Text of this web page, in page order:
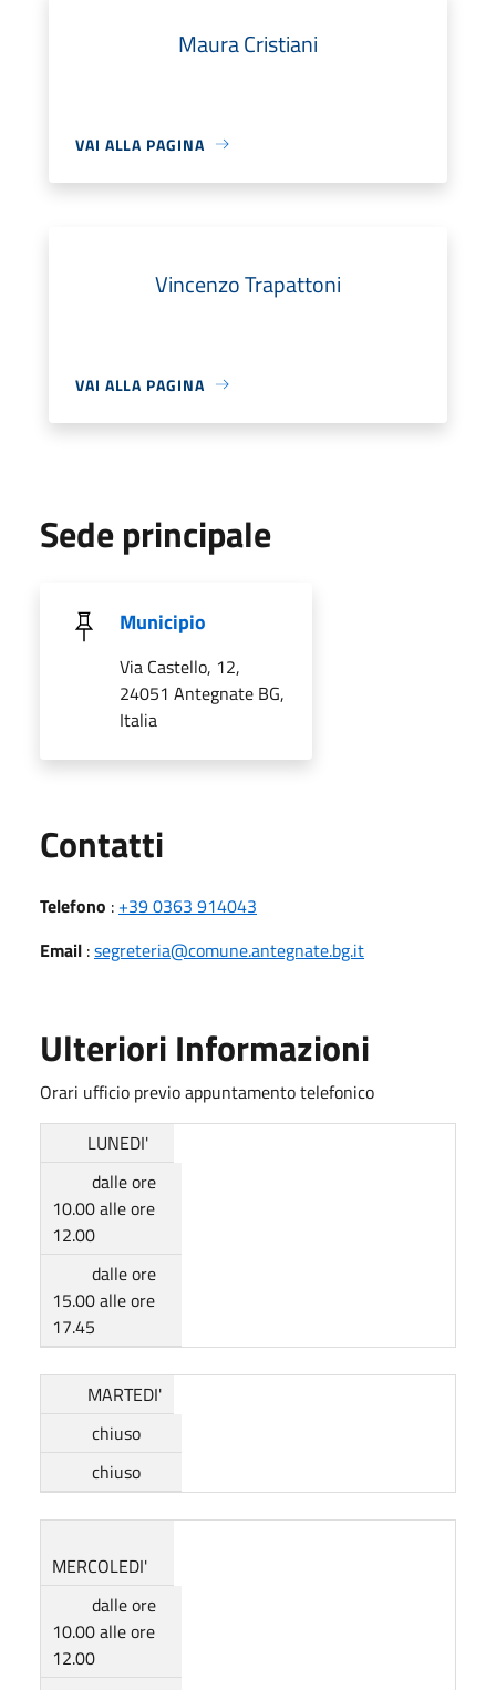
Maura Cristiani
VAI ALLA PAGINA
Vincenzo Trapattoni
VAI ALLA PAGINA
Sede principale
Municipio
Via Castello, 12,
24051 Antegnate BG,
Italia
Contatti
Telefono : +39 0363 914043
Email :segreteria@comune.antegnate.bg.it
Ulteriori Informazioni
Orari ufficio previo appuntamento telefonico
LUNEDI'
dalle ore
10.00 alle ore
12.00
dalle ore
15.00 alle ore
17.45
MARTEDI'
chiuso
chiuso
MERCOLEDI'
dalle ore
10.00 alle ore
12.00